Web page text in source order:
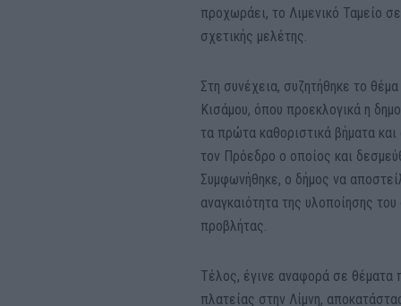
προχωράει, το Λιμενικό Ταμείο
σχετικής μελέτης.
Στη συνέχεια, συζητήθηκε το
Κισάμου, όπου προεκλογικά η
τα πρώτα καθοριστικά βήματα
τον Πρόεδρο ο οποίος και
Συμφωνήθηκε, ο δήμος να
αναγκαιότητα της υλοποίησης
προβλήτας.
Τέλος, έγινε αναφορά σε θέματα
πλατείας στην Λίμνη,